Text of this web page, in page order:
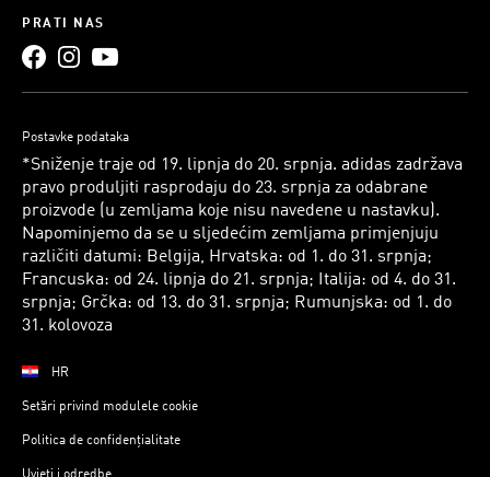
PRATI NAS
Postavke podataka
*Sniženje traje od 19. lipnja do 20. srpnja. adidas zadržava
pravo produljiti rasprodaju do 23. srpnja za odabrane
proizvode (u zemljama koje nisu navedene u nastavku).
Napominjemo da se u sljedećim zemljama primjenjuju
različiti datumi: Belgija, Hrvatska: od 1. do 31. srpnja;
Francuska: od 24. lipnja do 21. srpnja; Italija: od 4. do 31.
srpnja; Grčka: od 13. do 31. srpnja; Rumunjska: od 1. do
31. kolovoza
HR
Setări privind modulele cookie
Politica de confidențialitate